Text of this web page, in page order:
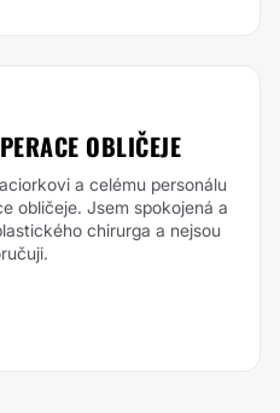
OBLIČEJE
a celému personálu
obličeje. Jsem spokojená a
chirurga a nejsou